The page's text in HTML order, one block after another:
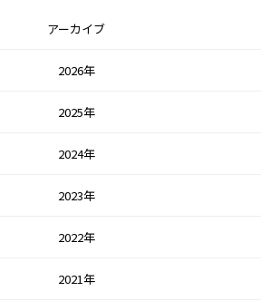
アーカイブ
2026年
2025年
2024年
2023年
2022年
2021年